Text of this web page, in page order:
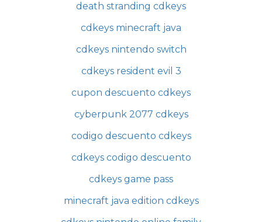
death stranding cdkeys
cdkeys minecraft java
cdkeys nintendo switch
cdkeys resident evil 3
cupon descuento cdkeys
cyberpunk 2077 cdkeys
codigo descuento cdkeys
cdkeys codigo descuento
cdkeys game pass
minecraft java edition cdkeys